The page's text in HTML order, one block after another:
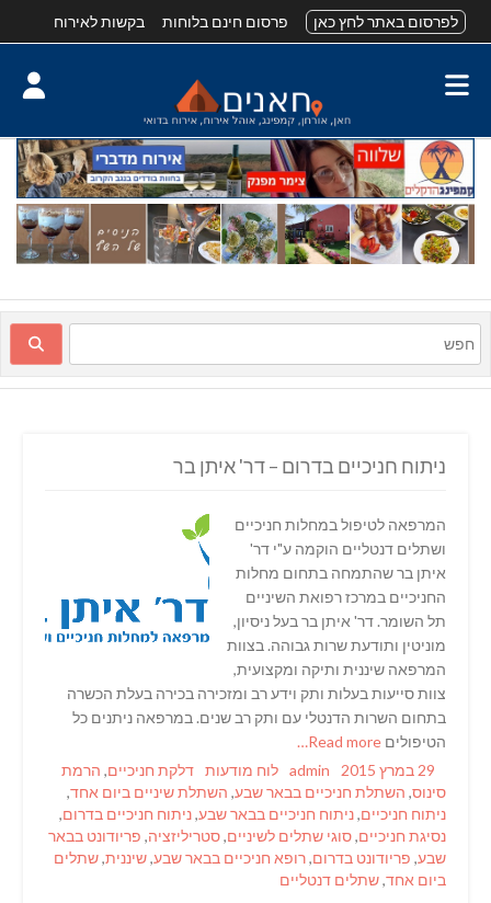
לפרסום באתר לחץ כאן פרסום חינם בלוחות בקשות לאירוח
ניתוח חניכיים בדרום – דר' איתן בר
המרפאה לטיפול במחלות חניכיים
ושתלים דנטליים הוקמה ע"י דר'
איתן בר שהתמחה בתחום מחלות
החניכיים במרכז רפואת השיניים
תל השומר. דר' איתן בר בעל ניסיון,
מוניטין ותודעת שרות גבוהה. בצוות
המרפאה שיננית ותיקה ומקצועית,
צוות סייעות בעלות ותק וידע רב ומזכירה בכירה בעלת הכשרה
בתחום השרות הדנטלי עם ותק רב שנים. במרפאה ניתנים כל
הטיפולים
Posted
on
29 במרץ 2015 Author
admin
Categories
לוח מודעות Tags
דלקת חניכיים, הרמת
סינוס, השתלת חניכיים בבאר שבע, השתלת שיניים ביום אחד,
ניתוח חניכיים,ניתוח חניכיים בבאר שבע,ניתוח חניכיים בדרום,
נסיגת חניכיים,סוגי שתלים לשיניים,סטריליזציה, פריודונט בבאר
שבע, פריודונט בדרום,רופא חניכיים בבאר שבע,שיננית,שתלים
ביום אחד,שתלים דנטליים